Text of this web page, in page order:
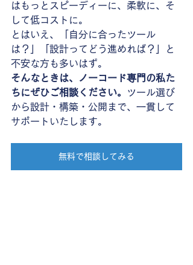
はもっとスピーディーに、柔軟に、そ
して低コストに。
とはいえ、「自分に合ったツール
は？」「設計ってどう進めれば？」と
不安な方も多いはず。
そんなときは、ノーコード専門の私た
ちにぜひご相談ください。
ツール選び
から設計・構築・公開まで、一貫して
サポートいたします。
無料で相談してみる